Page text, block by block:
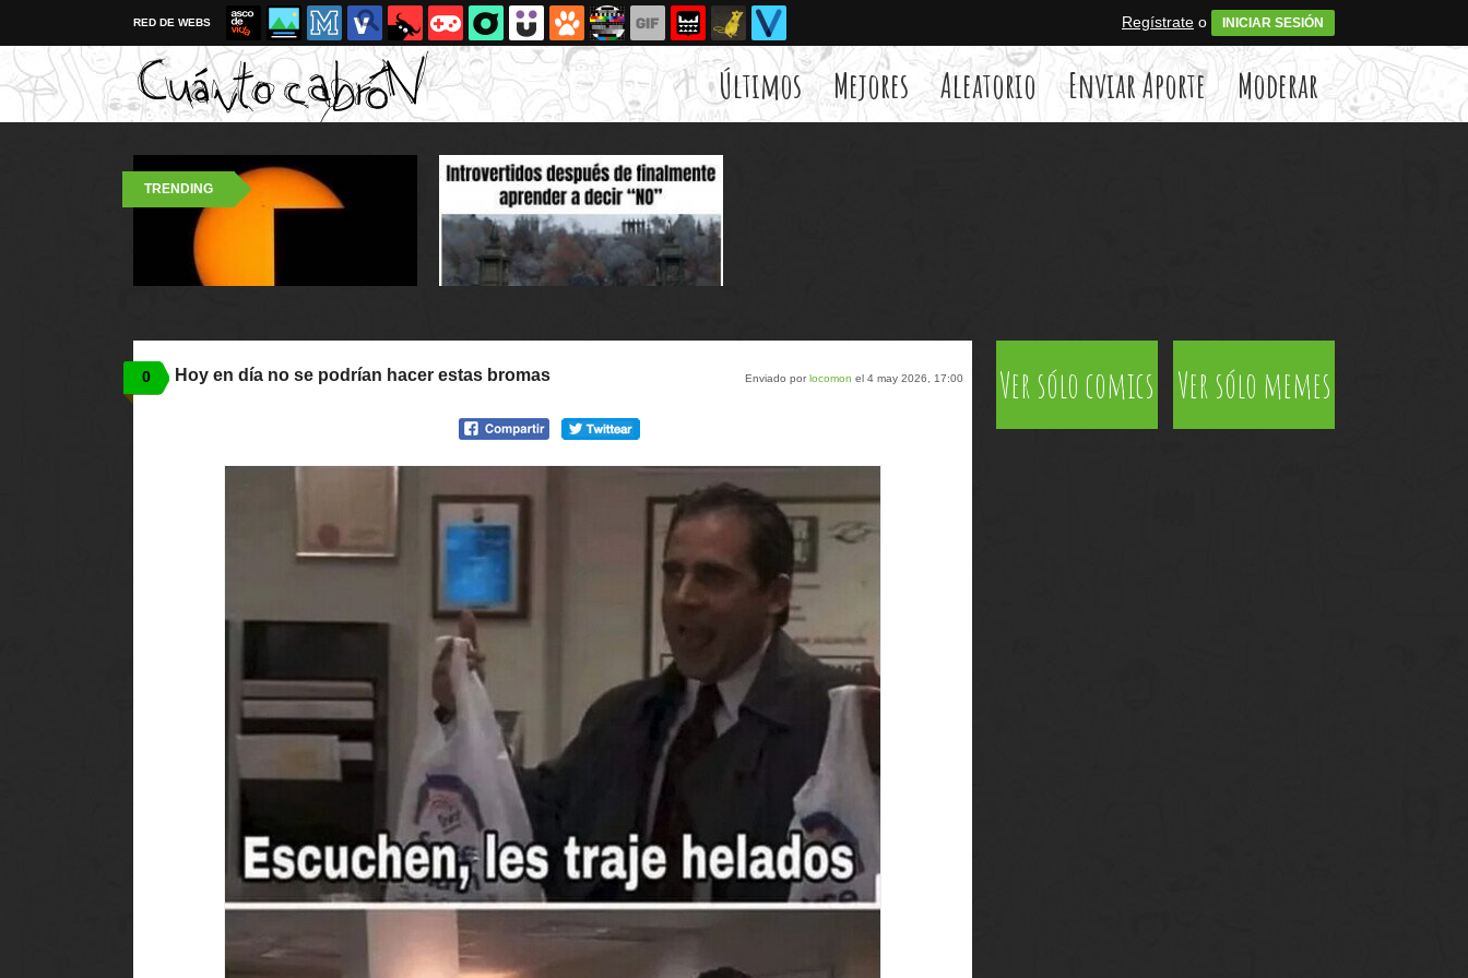
RED DE WEBS Regístrate o INICIAR SESIÓN
Últimos Mejores Aleatorio Enviar Aporte Moderar
TRENDING
0 Enviado porlocomon el 4 may 2026, 17:00
Hoy en día no se podrían hacer estas bromas Ver sólo comics Ver sólo memes